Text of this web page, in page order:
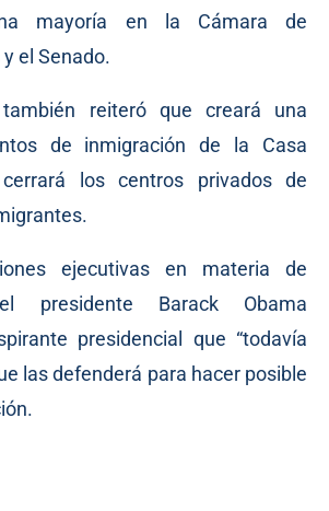
mayoría en la Cámara de
el Senado.
reiteró que creará una
de inmigración de la Casa
los centros privados de
ejecutivas en materia de
presidente Barack Obama
presidencial que “todavía
las defenderá para hacer posible